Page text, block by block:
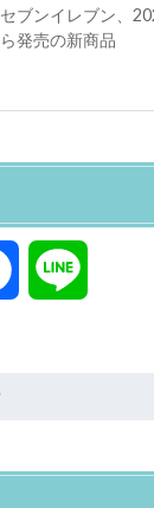
セブンイレブン、
ら発売の新商品